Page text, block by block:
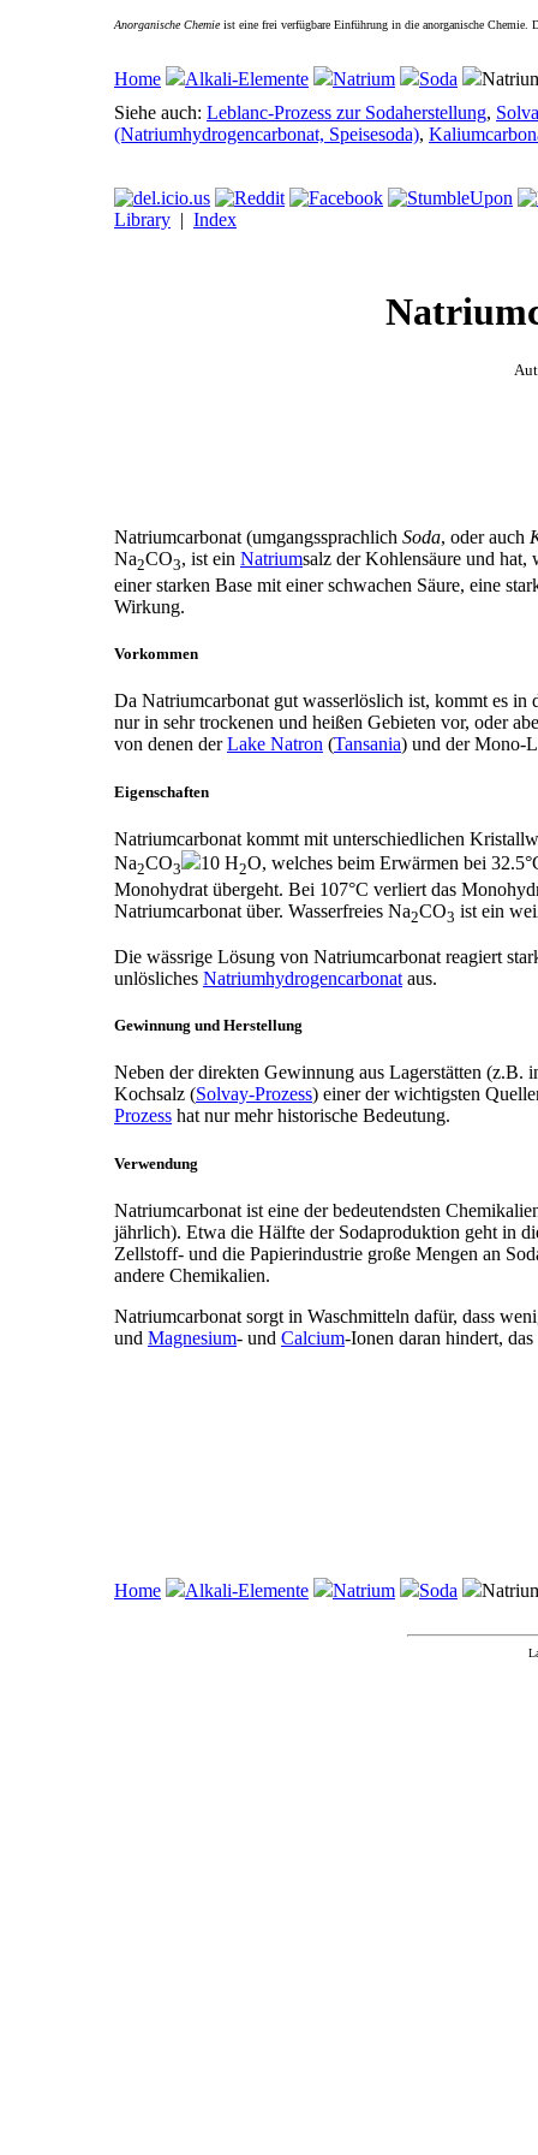
Anorganische Chemieist eine frei verfügbare Einführung in die anorganische
Home Alkali-Elemente Natrium Soda
Siehe auch: Leblanc-Prozess zur Sodaherstellung,
(Natriumhydrogencarbonat, Speisesoda),
Library | Index
Natriumcarbonat (umgangssprachlich Soda, oder auch
Na2CO3, ist ein Natriumsalz der Kohlensäure und hat,
einer starken Base mit einer schwachen Säure, eine
Wirkung.
Vorkommen
Da Natriumcarbonat gut wasserlöslich ist, kommt es in
nur in sehr trockenen und heißen Gebieten vor, oder
von denen derLake Natron (Tansania) und der Mono-
Eigenschaften
Natriumcarbonat kommt mit unterschiedlichen
Na2CO3 10 H2O, welches beim Erwärmen bei
Monohydrat übergeht. Bei 107°C verliert das
Natriumcarbonat über. Wasserfreies Na2CO3 ist ein
Die wässrige Lösung von Natriumcarbonat reagiert
unlösliches Natriumhydrogencarbonat aus.
Gewinnung und Herstellung
Neben der direkten Gewinnung aus Lagerstätten (z.B.
Kochsalz (Solvay-Prozess) einer der wichtigsten
Prozess hat nur mehr historische Bedeutung.
Verwendung
Natriumcarbonat ist eine der bedeutendsten
jährlich). Etwa die Hälfte der Sodaproduktion geht in
Zellstoff- und die Papierindustrie große Mengen an
andere Chemikalien.
Natriumcarbonat sorgt in Waschmitteln dafür, dass
und Magnesium- und Calcium-Ionen daran hindert,
Home Alkali-Elemente Natrium Soda